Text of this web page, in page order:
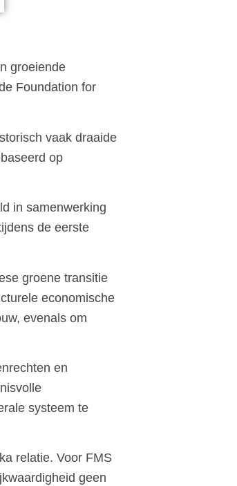
groeiende
Foundation for
vaak draaide
op
in samenwerking
de eerste
groene transitie
economische
evenals om
en
systeem te
relatie. Voor FMS
geen